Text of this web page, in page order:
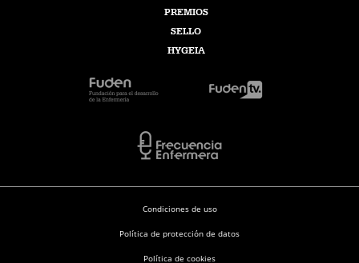
PREMIOS
SELLO
HYGEIA
Condiciones de uso
Política de protección de datos
Política de cookies